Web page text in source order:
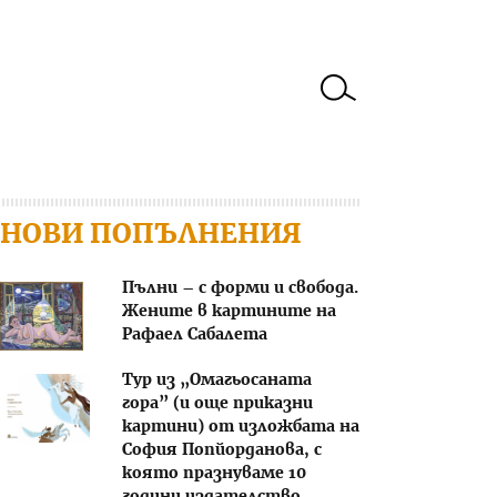
НОВИ ПОПЪЛНЕНИЯ
Пълни – с форми и свобода.
Жените в картините на
Рафаел Сабалета
Тур из „Омагьосаната
гора” (и още приказни
картини) от изложбата на
София Попйорданова, с
която празнуваме 10